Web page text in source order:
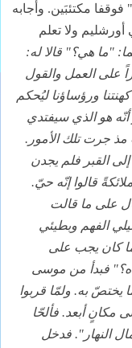
فوقفا مكتئبَين. وأجابه
ولا تعلم
"ما هي؟" قالا له:
على العمل والقول
ورؤساؤنا ليُحكم
هو الذي سيفتدي
مذ جرت تلك الأمور.
القبر فلم يجدن
قالوا إنّه حيّ.
على ما قالت
الفهم وبطيئي
كان يجب على
فبدأ من موسى
يختصّ به. ولمّا قربوا
مكانٍ أبعد. فألحّا
النهار". فدخل